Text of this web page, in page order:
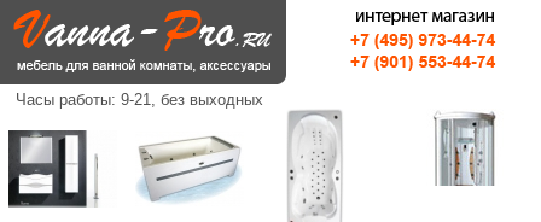
Часы работы: 9-21, без выходных